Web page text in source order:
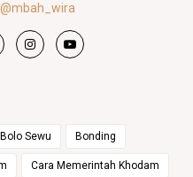
Bolo Sewu Bonding
Cara Memerintah Khodam